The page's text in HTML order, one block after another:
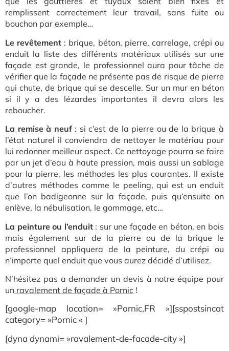
remplissent correctement leur travail, sans fuite ou
bouchon par exemple…
Le revêtement : brique, béton, pierre, carrelage, crépi ou
enduit la liste des différents matériaux utilisés sur une
façade est grande, le professionnel aura pour tâche de
vérifier que la façade ne présente pas de risque de pierre
qui chute, de brique qui se descelle. Sur un mur en béton
si il y a des lézardes importantes il devra alors les
reboucher.
La remise à neuf: si c’est de la pierre ou de la brique à
l’état naturel il conviendra de nettoyer le matériau pour
lui redonner meilleur aspect. Ce nettoyage pourra se faire
par un jet d’eau à haute pression, mais aussi un sablage
pour la pierre, les méthodes les plus courantes. Il existe
d’autres méthodes comme le peeling, qui est un enduit
que l’on badigeonne sur la façade, puis qu’ensuite on
enlève, la nébulisation, le gommage, etc…
La peinture ou l’enduit : sur une façade en béton, en bois
mais également sur de la pierre ou de la brique le
professionnel appliquera de la peinture, du crépi ou
n’importe quel enduit que vous aurez décidé d’utilisez.
N’hésitez pas a demander un devis à notre équipe pour
un ravalement de façade à Pornic !
[google-map location= »Pornic,FR »][sspostsincat
category= »Pornic « ]
[dyna dynami= »ravalement-de-facade-city »]